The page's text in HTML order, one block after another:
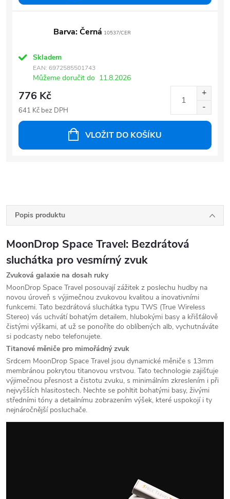
Barva: Černá 10537/CER
Skladem
EAN: 6972585501743
Můžeme doručit do 11.8.2026
776 Kč
641 Kč bez DPH
VLOŽIT DO KOŠÍKU
Popis produktu
MoonDrop Space Travel: Bezdrátová
sluchátka pro vesmírný zvuk
Zvuková galaxie na dosah ruky
MoonDrop Space Travel posouvají zážitek z poslechu hudby na
novou úroveň s výjimečnou zvukovou kvalitou a inovativními
funkcemi. Tato bezdrátová sluchátka typu TWS (True Wireless
Stereo) vás uchvátí bohatým detailem, hlubokými basy a křišťálově
čistými výškami, ať už se ponoříte do oblíbených alb, vychutnáváte
si podcasty nebo telefonujete.
Titanové měniče pro mimořádný zvuk
Srdcem MoonDrop Space Travel jsou dynamické měniče s 13mm
membránou pokrytou titanovou vrstvou. Tato technologie zajišťuje
výjimečnou přesnost a čistotu zvuku, s minimálním zkreslením i při
nejvyšších hlasitostech. Nechte se pohltit bohatými basy, živými
středními tóny a detailnímu zobrazením výšek, které uspokojí i ty
nejnáročnější posluchače.